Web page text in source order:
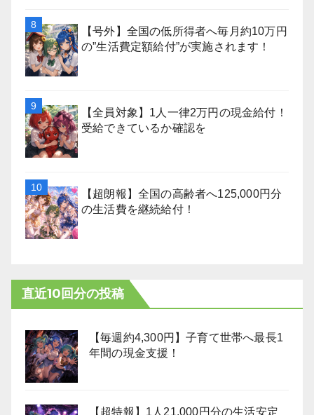
【号外】全国の低所得者へ毎月約10万円
の”生活費定額給付”が実施されます！
【全員対象】1人一律2万円の現金給付！
受給できているか確認を
【超朗報】全国の高齢者へ125,000円分
の生活費を継続給付！
直近10回分の投稿
【毎週約4,300円】子育て世帯へ最長1
年間の現金支援！
【超特報】1人21,000円分の生活安定